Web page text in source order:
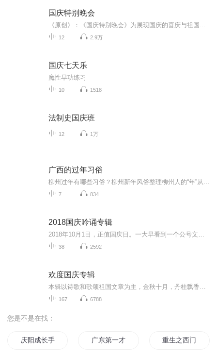
国庆特别晚会
12 2.9万
国庆七天乐
魔性早功练习
10 1518
法制史国庆班
12 1万
广西的过年习俗
7 834
2018国庆吟诵专辑
38 2592
欢度国庆专辑
167 6788
您是不是在找：
庆阳成长手札 广东第一才子 重生之西门庆